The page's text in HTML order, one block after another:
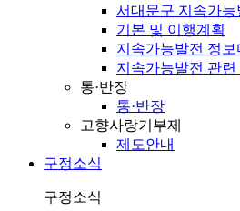
서대문구 지속가능
기본 및 이행계획
지속가능발전 정보
지속가능발전 관련
통·반장
통·반장
고향사랑기부제
제도안내
구정소식
구정소식